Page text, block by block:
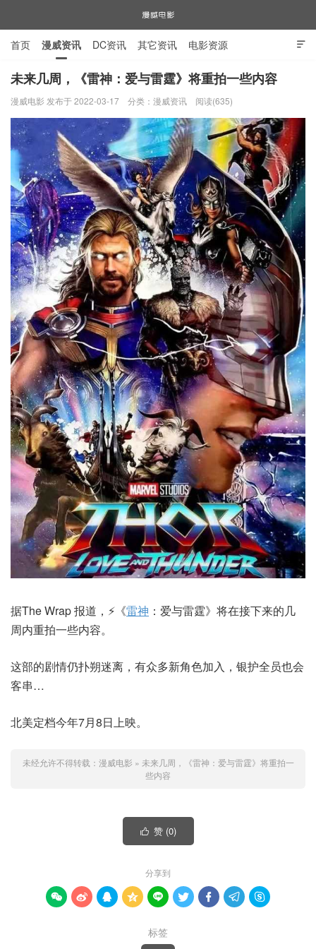
漫威电影

首页 漫威资讯 DC资讯 其它资讯 电影资源
电视剧资源 漫威图片
未来几周，《雷神：爱与雷霆》将重拍一些内容
漫威电影 发布于 2022-03-17 分类： 漫威资讯 阅读(635)
据The Wrap 报道，⚡️《雷神 ：爱与雷霆》将在接下来的几
周内重拍一些内容。
这部的剧情仍扑朔迷离，有众多新角色加入，银护全员也会
客串…
北美定档今年7月8日上映。
未经允许不得转载： 漫威电影 » 未来几周，《雷神：爱与雷霆》将重拍一
些内容
 赞 (0)
分享到
        
标签